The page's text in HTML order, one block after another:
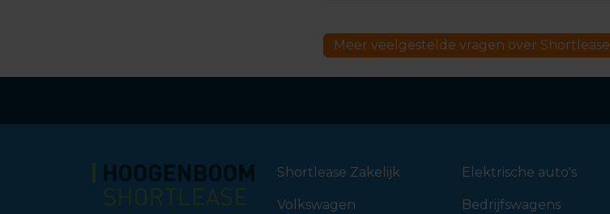
Meer veelgestelde vragen over Shortlease
Shortlease Zakelijk
Volkswagen
Elektrische auto's
Bedrijfswagens